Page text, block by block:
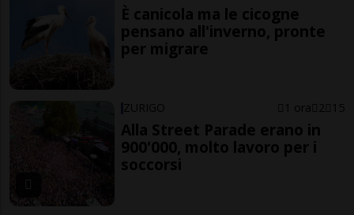
È canicola ma le cicogne
pensano all'inverno, pronte
per migrare
ZURIGO 1 ora 2 15
Alla Street Parade erano in
900'000, molto lavoro per i
soccorsi